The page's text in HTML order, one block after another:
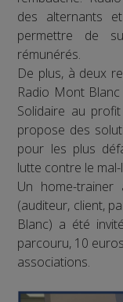
des alternants
permettre de
rémunérés.
De plus, à deux
Radio Mont Blanc
Solidaire au
propose des
pour les plus
lutte contre le
Un home-
(auditeur, client,
Blanc) a été
parcouru, 10
associations.